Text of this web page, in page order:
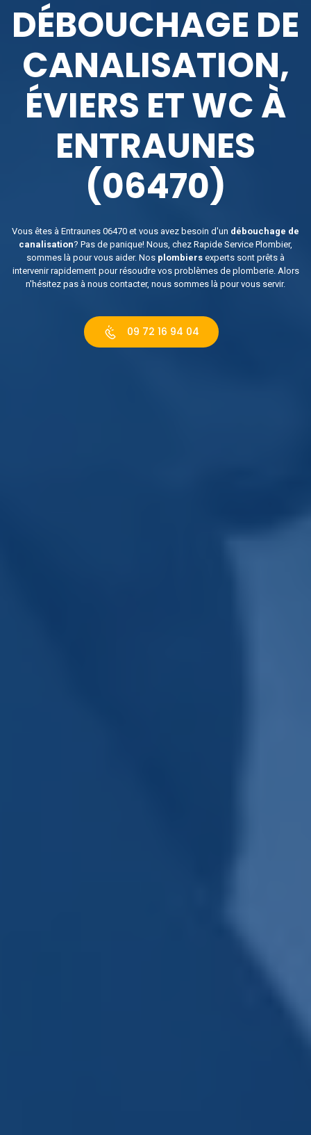
DÉBOUCHAGE DE
CANALISATION,
ÉVIERS ET WC À
ENTRAUNES
(06470)
Vous êtes à Entraunes 06470 et vous avez besoin d'un débouchage de
canalisation? Pas de panique! Nous, chez Rapide Service Plombier,
sommes là pour vous aider. Nos plombiers experts sont prêts à
intervenir rapidement pour résoudre vos problèmes de plomberie. Alors
n'hésitez pas à nous contacter, nous sommes là pour vous servir.
09 72 16 94 04